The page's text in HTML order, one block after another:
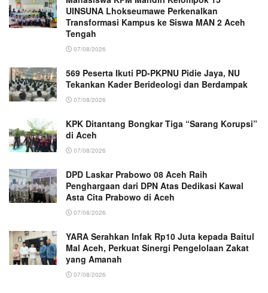
UINSUNA Lhokseumawe Perkenalkan
Transformasi Kampus ke Siswa MAN 2 Aceh
Tengah
07/08/2026
569 Peserta Ikuti PD-PKPNU Pidie Jaya, NU
Tekankan Kader Berideologi dan Berdampak
07/08/2026
KPK Ditantang Bongkar Tiga “Sarang Korupsi”
di Aceh
07/08/2026
DPD Laskar Prabowo 08 Aceh Raih
Penghargaan dari DPN Atas Dedikasi Kawal
Asta Cita Prabowo di Aceh
07/08/2026
YARA Serahkan Infak Rp10 Juta kepada Baitul
Mal Aceh, Perkuat Sinergi Pengelolaan Zakat
yang Amanah ‎
07/08/2026